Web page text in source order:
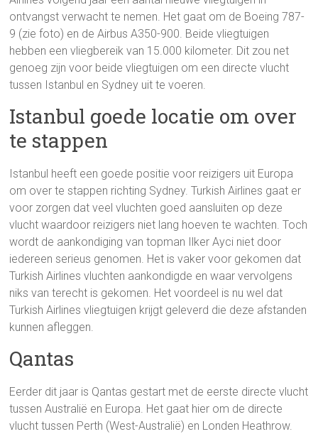
ontvangst verwacht te nemen. Het gaat om de Boeing 787-
9 (zie foto) en de Airbus A350-900. Beide vliegtuigen
hebben een vliegbereik van 15.000 kilometer. Dit zou net
genoeg zijn voor beide vliegtuigen om een directe vlucht
tussen Istanbul en Sydney uit te voeren.
Istanbul goede locatie om over
te stappen
Istanbul heeft een goede positie voor reizigers uit Europa
om over te stappen richting Sydney. Turkish Airlines gaat er
voor zorgen dat veel vluchten goed aansluiten op deze
vlucht waardoor reizigers niet lang hoeven te wachten. Toch
wordt de aankondiging van topman Ilker Ayci niet door
iedereen serieus genomen. Het is vaker voor gekomen dat
Turkish Airlines vluchten aankondigde en waar vervolgens
niks van terecht is gekomen. Het voordeel is nu wel dat
Turkish Airlines vliegtuigen krijgt geleverd die deze afstanden
kunnen afleggen.
Qantas
Eerder dit jaar is Qantas gestart met de eerste directe vlucht
tussen Australië en Europa. Het gaat hier om de directe
vlucht tussen Perth (West-Australië) en Londen Heathrow.